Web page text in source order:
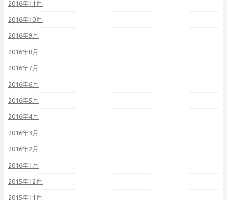
2016年11月
2016年10月
2016年9月
2016年8月
2016年7月
2016年6月
2016年5月
2016年4月
2016年3月
2016年2月
2016年1月
2015年12月
2015年11月